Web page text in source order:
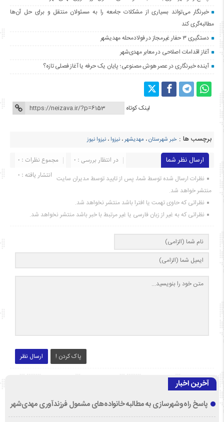
خبرنگار می‌تواند بسیاری از مشکلات جامعه را به مسئولان منتقل و برای حل آن‌ها
مطالبه‌گری کند
دستگیری ۳ حفار غیرمجاز در فولادمحله مهدیشهر
آغاز اقدامات اصلاحی در معابر مهدی‌شهر
آینده خبرنگاری در عصر هوش مصنوعی؛ پایان یک حرفه یا آغاز فصلی تازه؟
لینک کوتاه
برچسب ها : خبر شهرستان، مهدیشهر، نیزوا ، نیزوا نیوز
ارسال نظر شما مجموع نظرات : 0
در انتظار بررسی : 0
انتشار یافته : ۰ نظرات ارسال شده توسط شما، پس از تایید توسط مدیران سایت
منتشر خواهد شد.
نظراتی که حاوی تهمت یا افترا باشد منتشر نخواهد شد.
نظراتی که به غیر از زبان فارسی یا غیر مرتبط با خبر باشد منتشر نخواهد شد.
ارسال نظر پاک کردن !
آخرین اخبار
پاسخ راه‌وشهرسازی به مطالبه خانواده‌های مشمول فرزندآوری مهدی‌شهر